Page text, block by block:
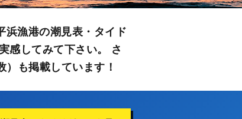
浜漁港の潮見表・タイド
感してみて下さい。 さ
も掲載しています！